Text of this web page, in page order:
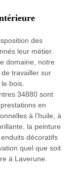
des
leur métier.
domaine, notre
travailler sur
bois.
34880 sont
en
à l’huile, à
la peinture
décoratifs
quel que soit
à Laverune.